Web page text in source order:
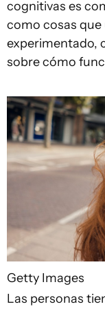
cognitivas es
como cosas
experimentado,
sobre cómo
Getty Images
Las personas